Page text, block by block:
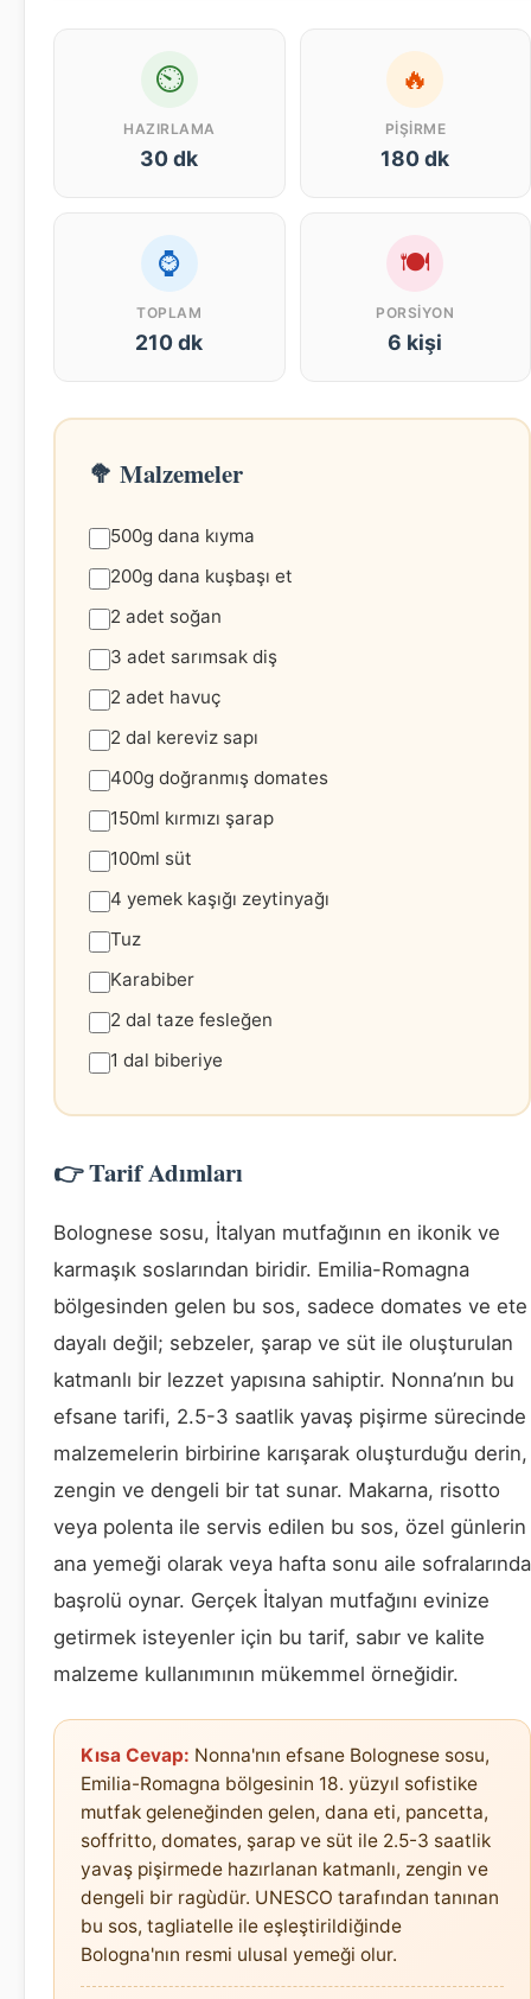
⏲
HAZIRLAMA
30 dk
🔥
PIŞIRME
180 dk
⌚
TOPLAM
210 dk
🍽
PORSIYON
6 kişi
🥦 Malzemeler
500g dana kıyma
200g dana kuşbaşı et
2 adet soğan
3 adet sarımsak diş
2 adet havuç
2 dal kereviz sapı
400g doğranmış domates
150ml kırmızı şarap
100ml süt
4 yemek kaşığı zeytinyağı
Tuz
Karabiber
2 dal taze fesleğen
1 dal biberiye
👉 Tarif Adımları
Bolognese sosu, İtalyan mutfağının en ikonik ve
karmaşık soslarından biridir. Emilia-Romagna
bölgesinden gelen bu sos, sadece domates ve ete
dayalı değil; sebzeler, şarap ve süt ile oluşturulan
katmanlı bir lezzet yapısına sahiptir. Nonna’nın bu
efsane tarifi, 2.5-3 saatlik yavaş pişirme sürecinde
malzemelerin birbirine karışarak oluşturduğu derin,
zengin ve dengeli bir tat sunar. Makarna, risotto
veya polenta ile servis edilen bu sos, özel günlerin
ana yemeği olarak veya hafta sonu aile sofralarında
başrolü oynar. Gerçek İtalyan mutfağını evinize
getirmek isteyenler için bu tarif, sabır ve kalite
malzeme kullanımının mükemmel örneğidir.
Kısa Cevap: Nonna'nın efsane Bolognese sosu,
Emilia-Romagna bölgesinin 18. yüzyıl sofistike
mutfak geleneğinden gelen, dana eti, pancetta,
soffritto, domates, şarap ve süt ile 2.5-3 saatlik
yavaş pişirmede hazırlanan katmanlı, zengin ve
dengeli bir ragùdür. UNESCO tarafından tanınan
bu sos, tagliatelle ile eşleştirildiğinde
Bologna'nın resmi ulusal yemeği olur.